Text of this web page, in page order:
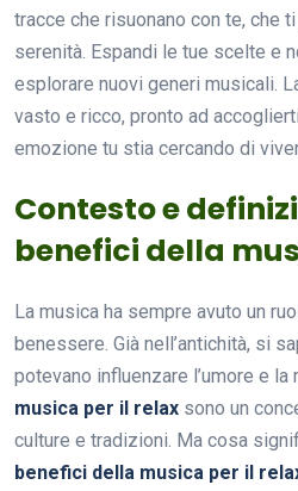
tracce che risuonano con te, che
serenità. Espandi le tue scelte e
esplorare nuovi generi musicali.
vasto e ricco, pronto ad
emozione tu stia cercando di
Contesto e
benefici della
La musica ha sempre avuto un
benessere. Già nell’antichità, si
potevano influenzare l’umore e la
musica per il relax sono un
culture e tradizioni. Ma cosa
benefici della musica per il